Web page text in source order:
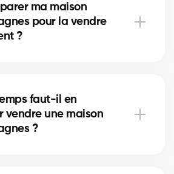
ma maison
pour la vendre
?
Nos courtiers à Deux-Montagnes
les améliorations les plus
faut-il en
vendre une maison
?